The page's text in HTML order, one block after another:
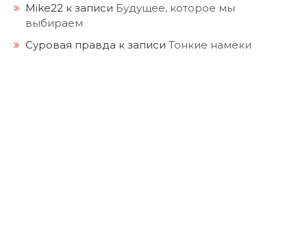
Mike22 к записи Будущее, которое мы
выбираем
Суровая правда к записи Тонкие намёки